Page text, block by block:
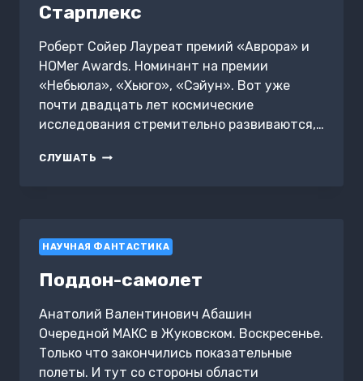
Старплекс
Роберт Сойер Лауреат премий «Аврора» и
HOMer Awards. Номинант на премии
«Небьюла», «Хьюго», «Сэйун». Вот уже
почти двадцать лет космические
исследования стремительно развиваются,…
СЛУШАТЬ СТАРПЛЕКС
НАУЧНАЯ ФАНТАСТИКА
Поддон-самолет
Анатолий Валентинович Абашин
Очередной МАКС в Жуковском. Воскресенье.
Только что закончились показательные
полеты. И тут со стороны области